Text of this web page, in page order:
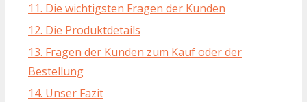
11. Die wichtigsten Fragen der Kunden
12. Die Produktdetails
13. Fragen der Kunden zum Kauf oder der
Bestellung
14. Unser Fazit